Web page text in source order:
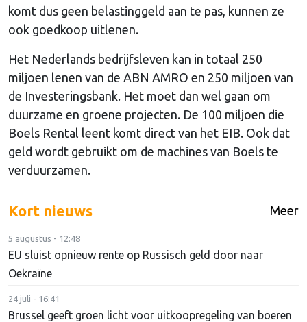
komt dus geen belastinggeld aan te pas, kunnen ze
ook goedkoop uitlenen.
Het Nederlands bedrijfsleven kan in totaal 250
miljoen lenen van de ABN AMRO en 250 miljoen van
de Investeringsbank. Het moet dan wel gaan om
duurzame en groene projecten. De 100 miljoen die
Boels Rental leent komt direct van het EIB. Ook dat
geld wordt gebruikt om de machines van Boels te
verduurzamen.
Kort nieuws Meer
5 augustus - 12:48
EU sluist opnieuw rente op Russisch geld door naar
Oekraïne
24 juli - 16:41
Brussel geeft groen licht voor uitkoopregeling van boeren